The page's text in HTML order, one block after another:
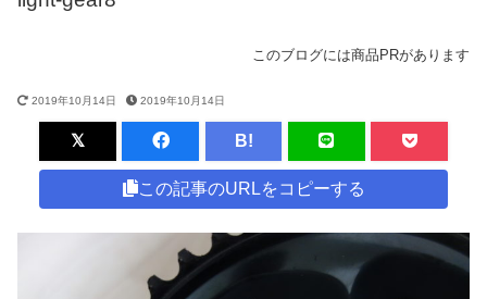
2019年10月14日 2019年10月14日
このブログには商品PRがあります
B!
この記事のURLをコピーする